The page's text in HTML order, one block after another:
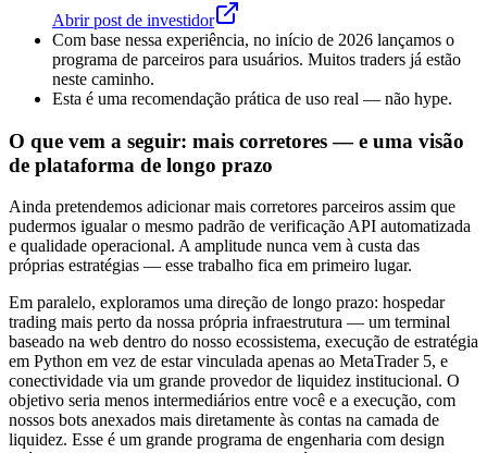
Abrir post de investidor
Com base nessa experiência, no início de 2026 lançamos o
programa de parceiros para usuários. Muitos traders já estão
neste caminho.
Esta é uma recomendação prática de uso real — não hype.
O que vem a seguir: mais corretores — e uma visão
de plataforma de longo prazo
Ainda pretendemos adicionar mais corretores parceiros assim que
pudermos igualar o mesmo padrão de verificação API automatizada
e qualidade operacional. A amplitude nunca vem à custa das
próprias estratégias — esse trabalho fica em primeiro lugar.
Em paralelo, exploramos uma direção de longo prazo: hospedar
trading mais perto da nossa própria infraestrutura — um terminal
baseado na web dentro do nosso ecossistema, execução de estratégia
em Python em vez de estar vinculada apenas ao MetaTrader 5, e
conectividade via um grande provedor de liquidez institucional. O
objetivo seria menos intermediários entre você e a execução, com
nossos bots anexados mais diretamente às contas na camada de
liquidez. Esse é um grande programa de engenharia com design